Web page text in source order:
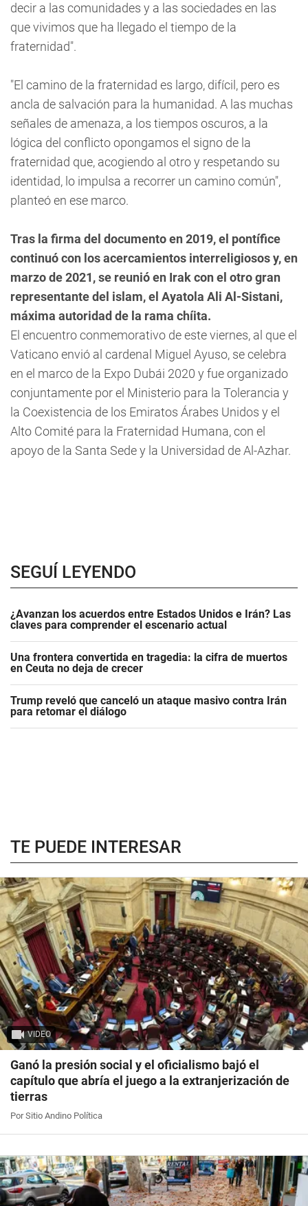
decir a las comunidades y a las sociedades en las
que vivimos que ha llegado el tiempo de la
fraternidad".
"El camino de la fraternidad es largo, difícil, pero es
ancla de salvación para la humanidad. A las muchas
señales de amenaza, a los tiempos oscuros, a la
lógica del conflicto opongamos el signo de la
fraternidad que, acogiendo al otro y respetando su
identidad, lo impulsa a recorrer un camino común",
planteó en ese marco.
Tras la firma del documento en 2019, el pontífice
continuó con los acercamientos interreligiosos y, en
marzo de 2021, se reunió en Irak con el otro gran
representante del islam, el Ayatola Ali Al-Sistani,
máxima autoridad de la rama chíita.
El encuentro conmemorativo de este viernes, al que el
Vaticano envió al cardenal Miguel Ayuso, se celebra
en el marco de la Expo Dubái 2020 y fue organizado
conjuntamente por el Ministerio para la Tolerancia y
la Coexistencia de los Emiratos Árabes Unidos y el
Alto Comité para la Fraternidad Humana, con el
apoyo de la Santa Sede y la Universidad de Al-Azhar.
SEGUÍ LEYENDO
¿Avanzan los acuerdos entre Estados Unidos e Irán? Las
claves para comprender el escenario actual
Una frontera convertida en tragedia: la cifra de muertos
en Ceuta no deja de crecer
Trump reveló que canceló un ataque masivo contra Irán
para retomar el diálogo
TE PUEDE INTERESAR
VIDEO
Ganó la presión social y el oficialismo bajó el
capítulo que abría el juego a la extranjerización de
tierras
Por Sitio Andino Política